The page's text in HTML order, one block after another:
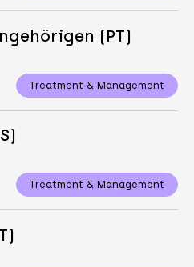
(PT)
Treatment & Management
Treatment & Management